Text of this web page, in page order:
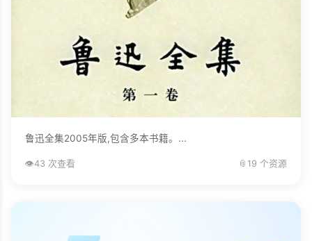
鲁迅全集2005年版,包含多本书籍。...
👁️43 次查看 📎 19 个资源